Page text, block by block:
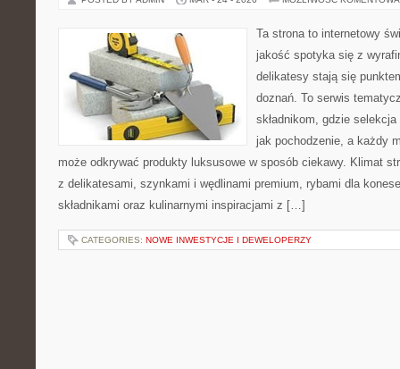
Ta strona to internetowy
jakość spotyka się z
delikatesy stają się
doznań. To serwis
składnikom, gdzie
jak pochodzenie, a każdy
może odkrywać produkty luksusowe w sposób ciekawy. Klimat
z delikatesami, szynkami i wędlinami premium, rybami dla
składnikami oraz kulinarnymi inspiracjami z […]
CATEGORIES: NOWE INWESTYCJE I DEWELOPERZY